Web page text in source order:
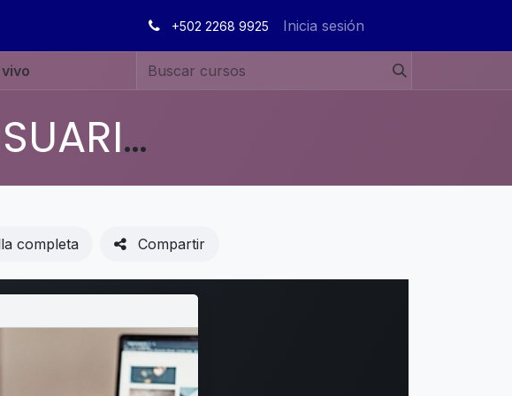
+502 2268 9925 Inicia sesión
MANUALES DE USUARIO EN ESPAÑOL ODOO 19
completa Compartir